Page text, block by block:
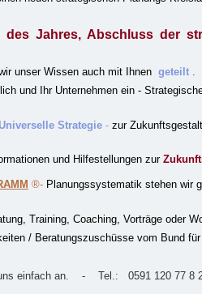
des Jahres, Abschluss der
unser Wissen auch mit Ihnen geteilt
und Ihr Unternehmen ein -
Strategie - zur
und Hilfestellungen zur
®- Planungssystematik stehen wir
Training, Coaching, Vorträge oder
/ Beratungszuschüsse vom Bund
einfach an. - Tel.: 0591 120 77 8